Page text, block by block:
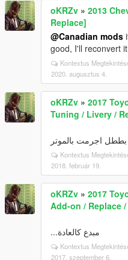
oKRZv » 2013
Replace]
@Canadian mods
good, I'll reconvert
Kontextus
2020. augusztus 4.
oKRZv » 2017
Tuning / Livery /
بططل اجرمت بالموتر
Kontextus
2018. február 19.
oKRZv » 2017
Add-on / Replace
مبدع كالعادة...
Kontextus
2017. szeptember 6.